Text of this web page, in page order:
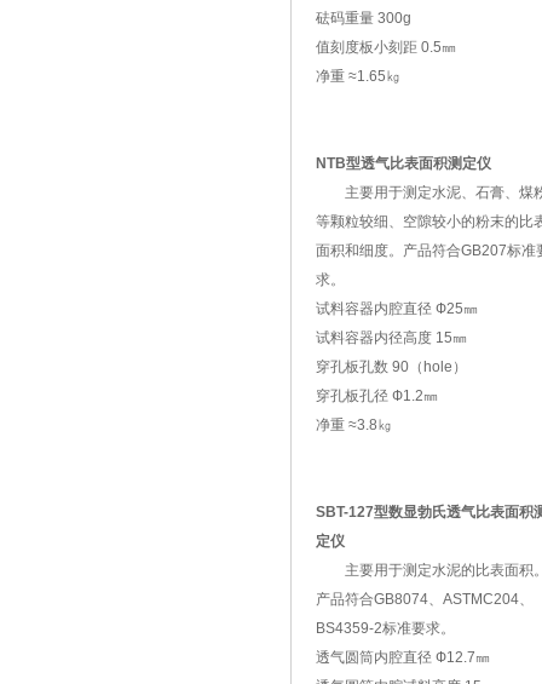
砝码重量 300g
值刻度板小刻距 0.5㎜
净重 ≈1.65㎏
NTB型透气比表面积测定仪
主要用于测定水泥、石膏、煤
等颗粒较细、空隙较小的粉末的比
面积和细度。产品符合GB207标准
求。
试料容器内腔直径 Ф25㎜
试料容器内径高度 15㎜
穿孔板孔数 90（hole）
穿孔板孔径 Ф1.2㎜
净重 ≈3.8㎏
SBT-127型数显勃氏透气比表面积
定仪
主要用于测定水泥的比表面积
产品符合GB8074、ASTMC204、
BS4359-2标准要求。
透气圆筒内腔直径 Ф12.7㎜